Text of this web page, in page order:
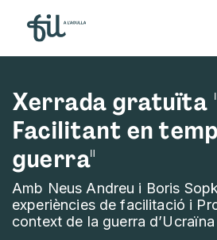
Xerrada gratuïta
Facilitant en
guerra"
Amb Neus Andreu i Boris
experiències de facilitació i
context de la guerra d’Ucraïna